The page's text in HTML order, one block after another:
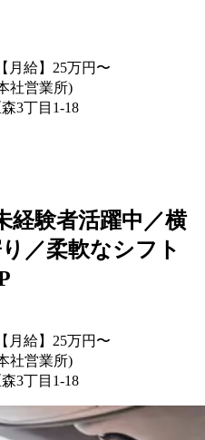
月給】25万円〜
社営業所)
3丁目1-18
経験者活躍中／横
／柔軟なシフト
月給】25万円〜
社営業所)
3丁目1-18